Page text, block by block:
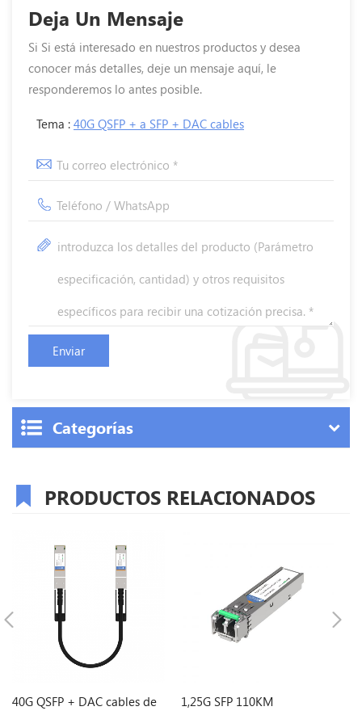
Deja Un Mensaje
Si Si está interesado en nuestros productos y desea
conocer más detalles, deje un mensaje aquí, le
responderemos lo antes posible.
Tema : 40G QSFP + a SFP + DAC cables
Categorías
PRODUCTOS RELACIONADOS
40G QSFP + DAC cables de
1,25G SFP 110KM